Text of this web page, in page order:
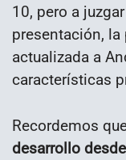
10, pero a
presentación,
actualizada a
características
Recordemos
desarrollo